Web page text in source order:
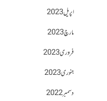
اپریل 2023
مارچ 2023
فروری 2023
جنوری 2023
دسمبر 2022